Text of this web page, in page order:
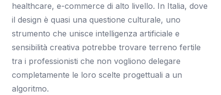
healthcare, e-commerce di alto livello. In Italia, dove
il design è quasi una questione culturale, uno
strumento che unisce intelligenza artificiale e
sensibilità creativa potrebbe trovare terreno fertile
tra i professionisti che non vogliono delegare
completamente le loro scelte progettuali a un
algoritmo.